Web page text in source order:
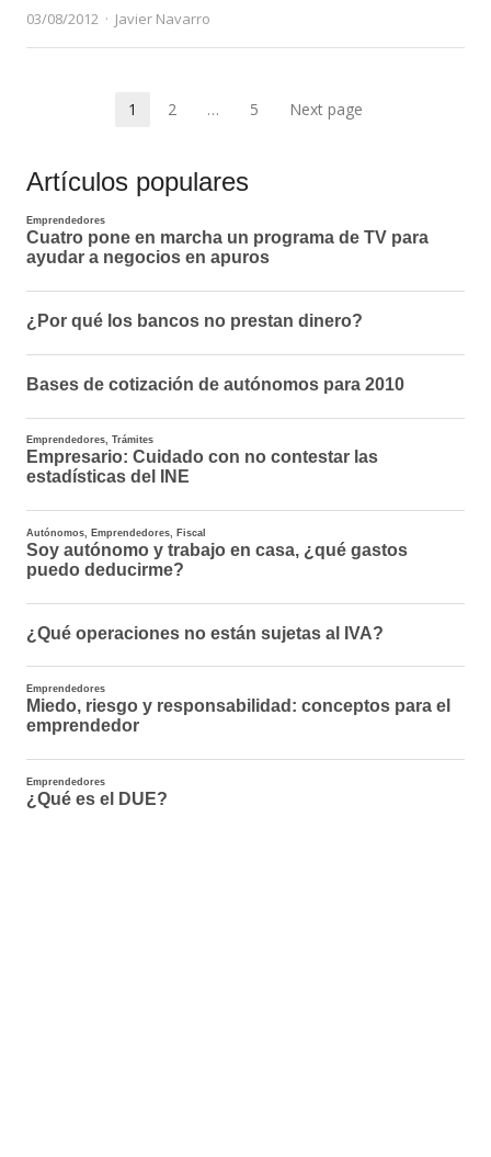
03/08/2012
Author
Javier Navarro
Paginación
entradas
Page
1 Page
2 … Page
5 Next page
Artículos populares